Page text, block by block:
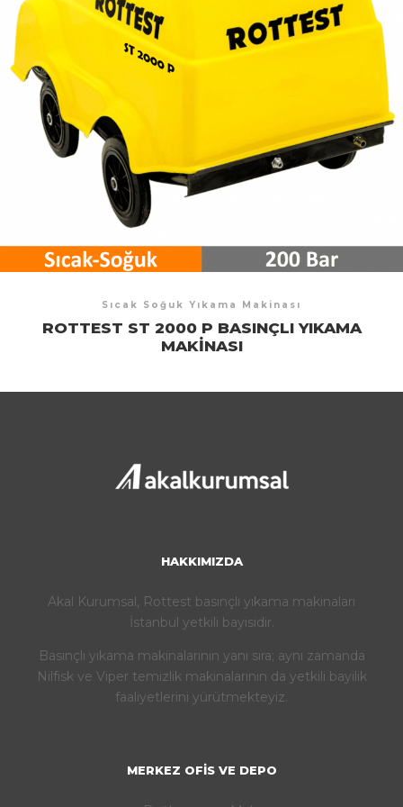
Sıcak Soğuk Yıkama Makinası
ROTTEST ST 2000 P BASINÇLI YIKAMA
MAKINASI
HAKKIMIZDA
Akal Kurumsal, Rottest basınçlı yıkama makinaları
İstanbul yetkili bayisidir.
Basınçlı yıkama makinalarının yanı sıra; aynı zamanda
Nilfisk ve Viper temizlik makinalarının da yetkili bayilik
faaliyetlerini yürütmekteyiz.
MERKEZ OFIS VE DEPO